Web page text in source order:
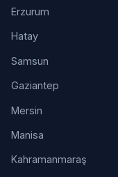
Erzurum
Hatay
Samsun
Gaziantep
Mersin
Manisa
Kahramanmaraş